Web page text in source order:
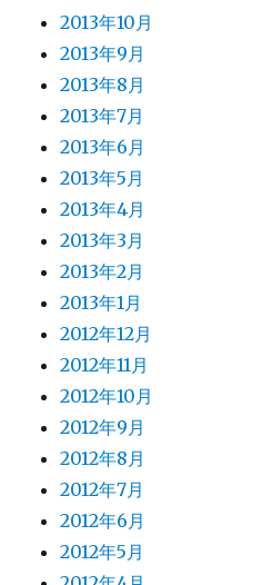
2013年10月
2013年9月
2013年8月
2013年7月
2013年6月
2013年5月
2013年4月
2013年3月
2013年2月
2013年1月
2012年12月
2012年11月
2012年10月
2012年9月
2012年8月
2012年7月
2012年6月
2012年5月